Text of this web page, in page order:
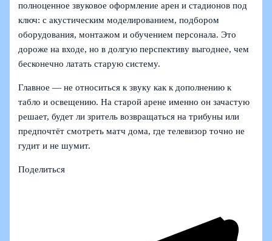
полноценное звуковое оформление арен и стадионов под
ключ: с акустическим моделированием, подбором
оборудования, монтажом и обучением персонала. Это
дороже на входе, но в долгую перспективу выгоднее, чем
бесконечно латать старую систему.
Главное — не относиться к звуку как к дополнению к
табло и освещению. На старой арене именно он зачастую
решает, будет ли зритель возвращаться на трибуны или
предпочтёт смотреть матч дома, где телевизор точно не
гудит и не шумит.
Поделиться